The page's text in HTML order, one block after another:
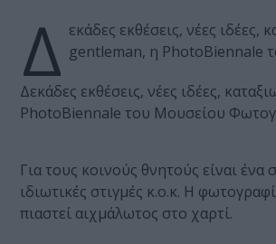
Δ εκάδες εκθέσεις, νέες
gentleman, η PhotoBiennale
Δεκάδες εκθέσεις, νέες ιδέες,
PhotoBiennale του Μουσείου
Για τους κοινούς θνητούς είναι
ιδιωτικές στιγμές κ.ο.κ. Η
πιαστεί αιχμάλωτος στο χαρτί.